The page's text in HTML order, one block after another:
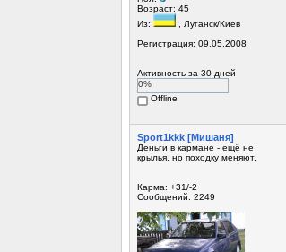
Возраст: 45
Из:
, Луганск/Киев
Регистрация: 09.05.2008
Активность за 30 дней
0%
Offline
Sport1kkk [Мишаня]
Деньги в кармане - ещё не
крылья, но походку меняют.
Карма: +31/-2
Сообщений: 2249